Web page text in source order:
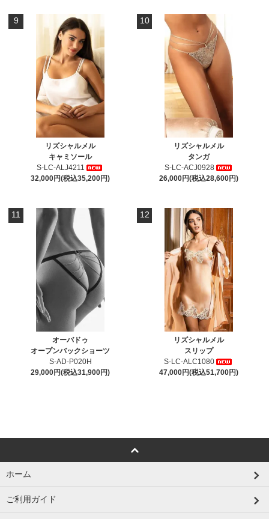
9
リズシャルメル
キャミソール
S-LC-ALJ4211
32,000円(税込35,200円)
10
リズシャルメル
タンガ
S-LC-ACJ0928
26,000円(税込28,600円)
11
オーバドゥ
オープンバックショーツ
S-AD-P020H
29,000円(税込31,900円)
12
リズシャルメル
スリップ
S-LC-ALC1080
47,000円(税込51,700円)
ホーム
ご利用ガイド